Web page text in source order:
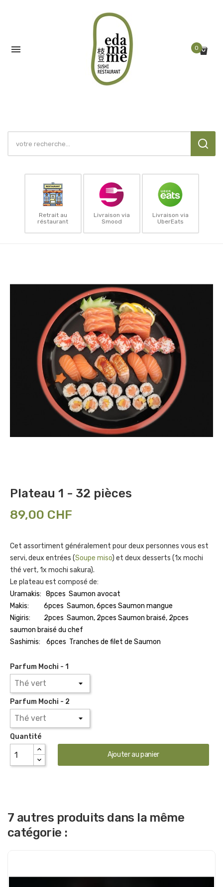
 0
Retrait au
réstaurant
Livraison via
Smood
Livraison via
UberEats
Plateau 1 - 32 pièces
89,00 CHF
Cet assortiment généralement pour deux personnes vous est
servi, deux entrées (Soupe miso) et deux desserts (1x mochi
thé vert, 1x mochi sakura).
Le plateau est composé de:
Uramakis: 8pces Saumon avocat
Makis: 6pces Saumon, 6pces Saumon mangue
Nigiris:
2pces Saumon, 2pces Saumon braisé, 2pces
saumon braisé du chef
Sashimis: 6pces Tranches de filet de Saumon
Parfum Mochi - 1
Parfum Mochi - 2
Quantité
Ajouter au panier
7 autres produits dans la même
catégorie :